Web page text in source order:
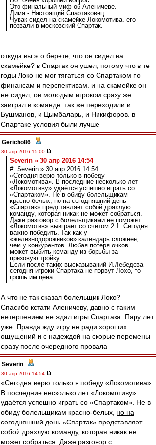
Это финальный миф об Аленичеве.
Дима - Настоящий Спартаковец.
Чувак сидел на скамейке Локомотива, его
позвали в московский Спартак.
откуда вы это берете, что он сидел на
скамейке? в Спартак он ушел, потому что в те
годы Локо не мог тягаться со Спартаком по
финансам и перспективам. и на скамейке он
не сидел, он молодым игроком сразу же
заиграл в команде. так же переходили и
Бушманов, и Цымбаларь, и Никифоров. в
Спартаке условия были лучше
Gericho86 -
30 апр 2016 15:00
Severin » 30 апр 2016 14:54
# Severin » 30 апр 2016 14:54
«Сегодня верю только в победу
«Локомотива». В последние несколько лет
«Локомотиву» удаётся успешно играть со
«Спартаком». Не в обиду болельщикам
красно-белых, но на сегодняшний день
«Спартак» представляет собой дряхлую
команду, которая никак не может собраться.
Даже разговор с болельщиками не поможет.
«Локомотив» выиграет со счётом 2:1. Сегодня
важно победить. Так как у
«железнодорожников» календарь сложнее,
чем у конкурентов. Любая потеря очков
может выбить команду из борьбы за
призовую тройку.
Если после таких высказываний И.Лебедева
сегодня игроки Спартака не порвут Лохо, то
грошь им цена.
А что не так сказал болельщик Локо?
Спасибо кстати Аленичеву, давно с таким
нетерпением не ждал игры Спартака. Пару лет
уже. Правда жду игру не ради хороших
ощущений и с надеждой на скорые перемены
сразу после очередного провала
Severin -
30 апр 2016 14:54
«Сегодня верю только в победу «Локомотива».
В последние несколько лет «Локомотиву»
удаётся успешно играть со «Спартаком». Не в
обиду болельщикам красно-белых, но на
сегодняшний день «Спартак» представляет
собой дряхлую команду, которая никак не
может собраться. Даже разговор с